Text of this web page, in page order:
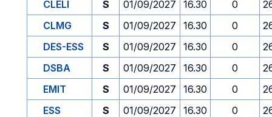
CLELI S 01/09/2027 16.30 0
CLMG
S 01/09/2027 16.30 0
DES-ESS
S 01/09/2027 16.30 0
DSBA
S 01/09/2027 16.30 0
EMIT
S 01/09/2027 16.30 0
ESS
S 01/09/2027 16.30 0